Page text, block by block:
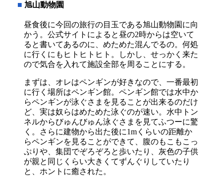
■ 旭山動物園
昼食後に今回の旅行の目玉である旭山動物園に向
かう。公式サイトによると昼の2時からは空いて
ると書いてあるのに、めためた混んでるの。何処
に行くにもヒトヒトヒト。しかし、せっかく来た
ので気合を入れて施設全部を周ることにする。
まずは、オレはペンギンが好きなので、一番最初
に行く場所はペンギン館。ペンギン館では水中か
らペンギンが泳ぐさまを見ることが出来るのだけ
ど、実は奴らはめためた泳ぐのが速い。水中トン
ネルからびゅんびゅん泳ぐさまを見てふつーに驚
く。さらに建物から出た後に1mくらいの距離か
らペンギンを見ることができて、腹のもこもこっ
ぷりや、集団でぞろぞろと歩いたり、灰色の子供
が親と同じくらい大きくてずんぐりしていたり
と、ホントに癒された。